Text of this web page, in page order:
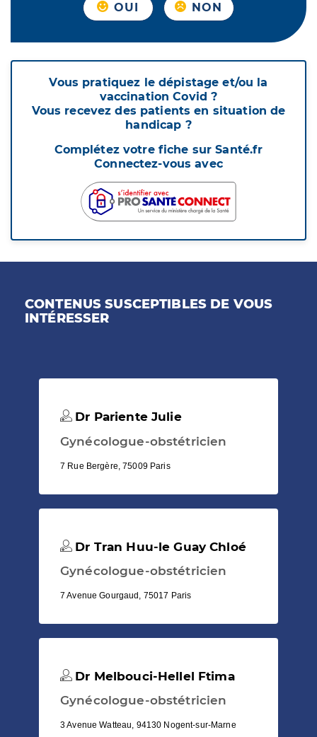
OUI NON
Vous pratiquez le dépistage et/ou la
vaccination Covid ?
Vous recevez des patients en situation de
handicap ?
Complétez votre fiche sur Santé.fr
Connectez-vous avec
CONTENUS SUSCEPTIBLES DE VOUS
INTÉRESSER
Dr Pariente Julie
Gynécologue-obstétricien
7 Rue Bergère, 75009 Paris
Dr Tran Huu-le Guay Chloé
Gynécologue-obstétricien
7 Avenue Gourgaud, 75017 Paris
Dr Melbouci-Hellel Ftima
Gynécologue-obstétricien
3 Avenue Watteau, 94130 Nogent-sur-Marne